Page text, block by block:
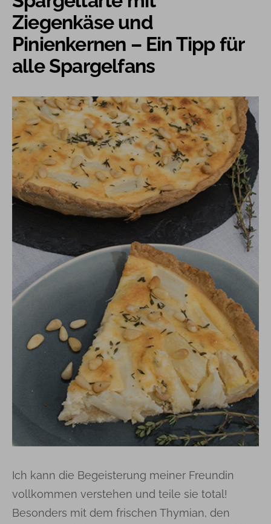
Ziegenkäse und
Pinienkernen – Ein Tipp für
alle Spargelfans
Ich kann die Begeisterung meiner Freundin
vollkommen verstehen und teile sie total!
Besonders mit dem frischen Thymian, den